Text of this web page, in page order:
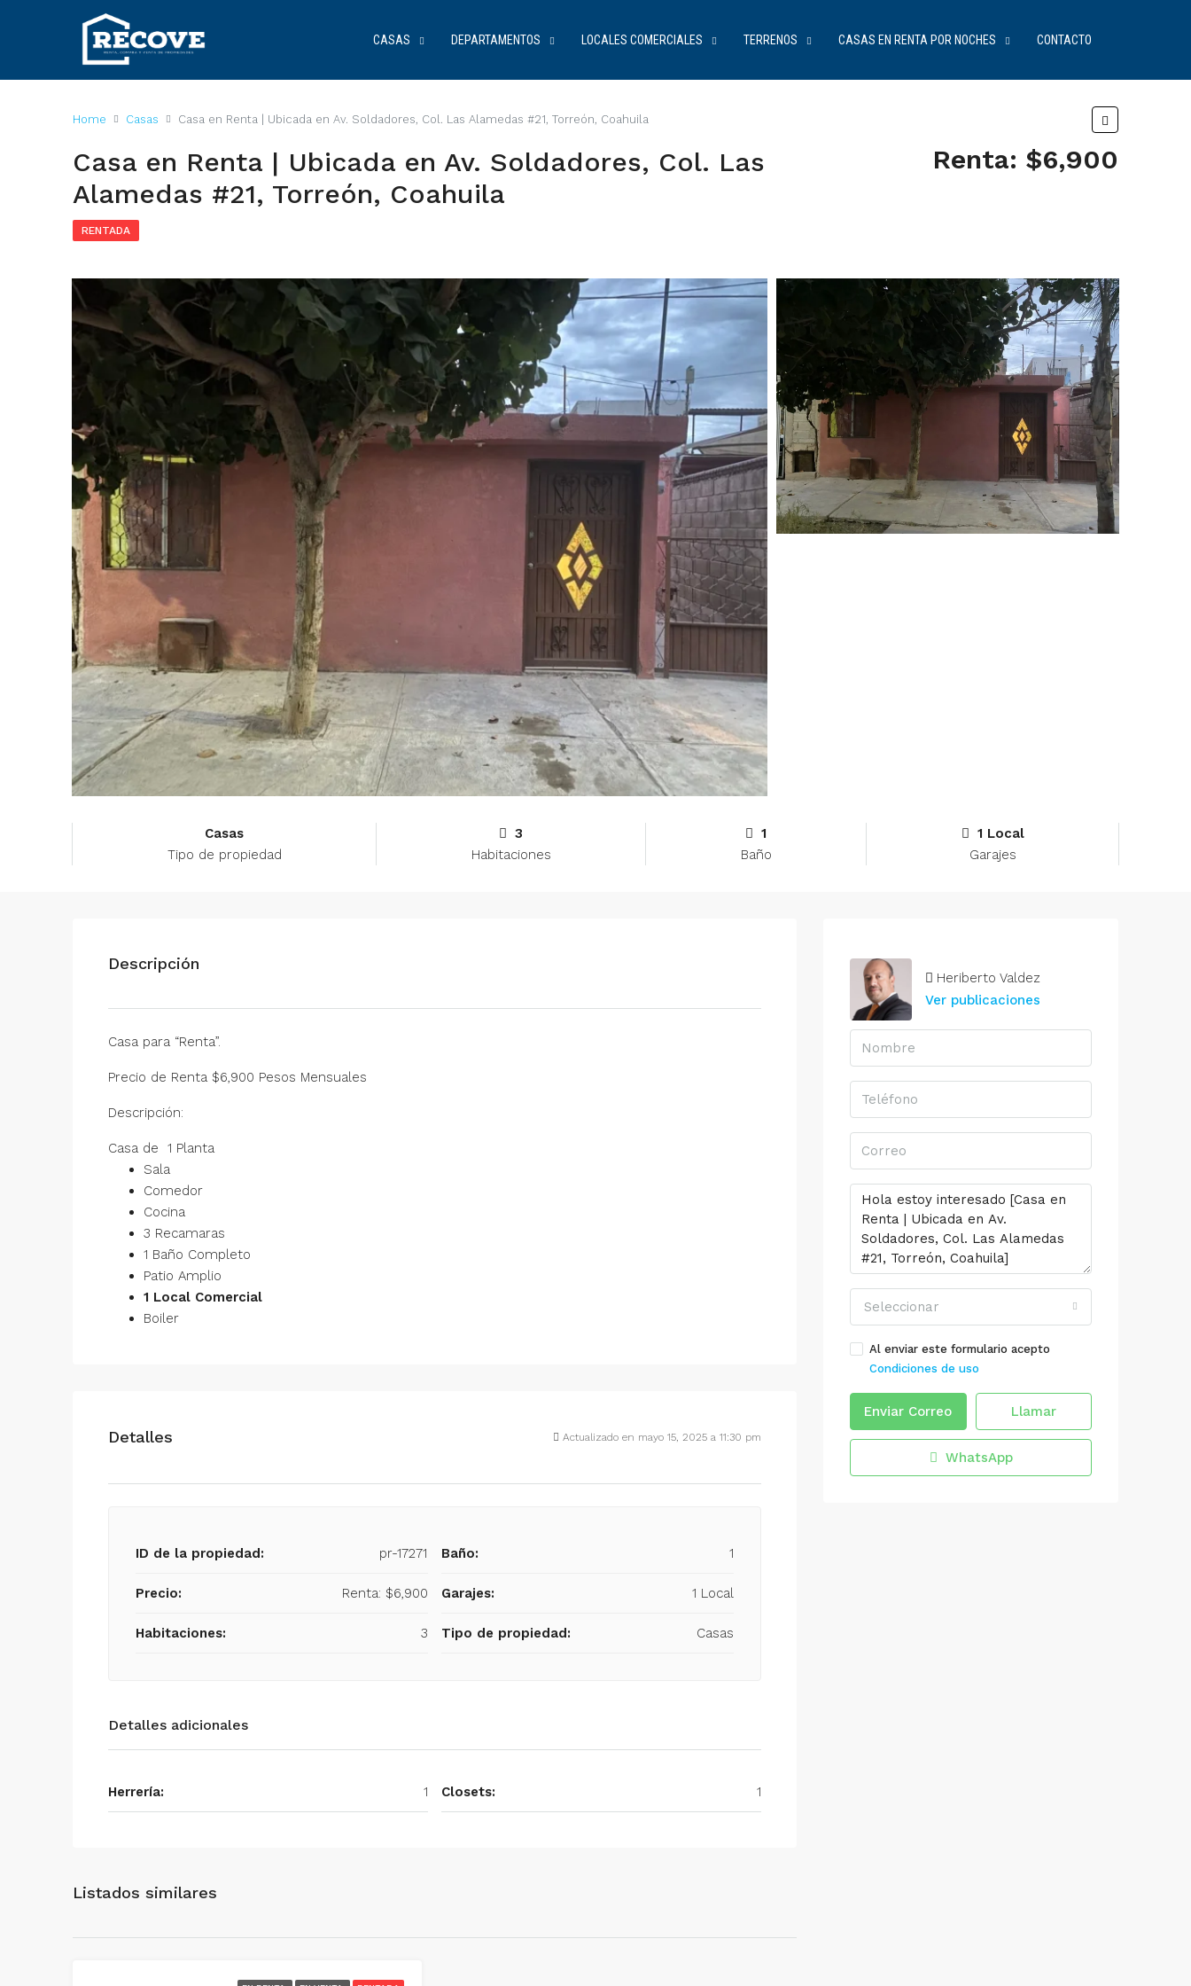
CASAS DEPARTAMENTOS LOCALES COMERCIALES TERRENOS CASAS EN RENTA POR NOCHES CONTACTO
Home Casas Casa en Renta | Ubicada en Av. Soldadores, Col. Las Alamedas #21, Torreón, Coahuila
Casa en Renta | Ubicada en Av. Soldadores, Col. Las
Alamedas #21, Torreón, Coahuila
Renta: $6,900
RENTADA
Casas
Tipo de propiedad
3
Habitaciones
1
Baño
1 Local
Garajes
Descripción
Casa para “Renta”.
Precio de Renta $6,900 Pesos Mensuales
Descripción:
Casa de 1 Planta
Sala
Comedor
Cocina
3 Recamaras
1 Baño Completo
Patio Amplio
1 Local Comercial
Boiler
Detalles Actualizado en mayo 15, 2025 a 11:30 pm
ID de la propiedad: pr-17271
Precio: Renta: $6,900
Habitaciones: 3
Baño: 1
Garajes: 1 Local
Tipo de propiedad: Casas
Detalles adicionales
Herrería: 1 Closets: 1
Listados similares
Heriberto Valdez
Ver publicaciones
Seleccionar
Al enviar este formulario acepto
Condiciones de uso
Enviar Correo Llamar
WhatsApp